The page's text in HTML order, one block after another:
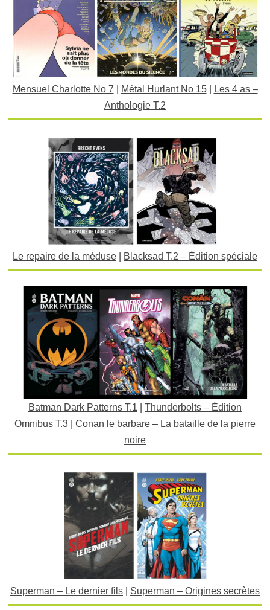
Mensuel Charlotte No 7 Métal Hurlant No 15|
Les 4 as –
Anthologie T.2
Le repaire de la méduse Blacksad T.2 – Édition spéciale
Batman Dark Patterns T.1
Thunderbolts – Édition
Omnibus T.3
Conan le barbare – La bataille de la pierre
noire
Superman – Le dernier fils Superman – Origines secrètes